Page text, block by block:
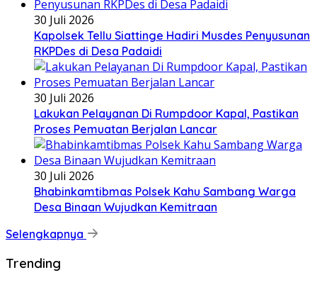
30 Juli 2026
Kapolsek Tellu Siattinge Hadiri Musdes Penyusunan
RKPDes di Desa Padaidi
30 Juli 2026
Lakukan Pelayanan Di Rumpdoor Kapal, Pastikan
Proses Pemuatan Berjalan Lancar
30 Juli 2026
Bhabinkamtibmas Polsek Kahu Sambang Warga
Desa Binaan Wujudkan Kemitraan
Selengkapnya
Trending